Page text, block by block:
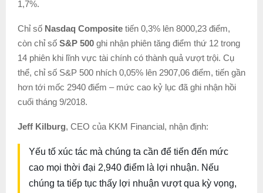
1,7%.
Chỉ số Nasdaq Composite tiến 0,3% lên 8000,23 điểm,
còn chỉ số S&P 500 ghi nhận phiên tăng điểm thứ 12 trong
14 phiên khi lĩnh vực tài chính có thành quả vượt trội. Cụ
thể, chỉ số S&P 500 nhích 0,05% lên 2907,06 điểm, tiến gần
hơn tới mốc 2940 điểm – mức cao kỷ lục đã ghi nhận hồi
cuối tháng 9/2018.
Jeff Kilburg, CEO của KKM Financial, nhận định:
Yếu tố xúc tác mà chúng ta cần để tiến đến mức
cao mọi thời đại 2,940 điểm là lợi nhuận. Nếu
chúng ta tiếp tục thấy lợi nhuận vượt qua kỳ vọng,